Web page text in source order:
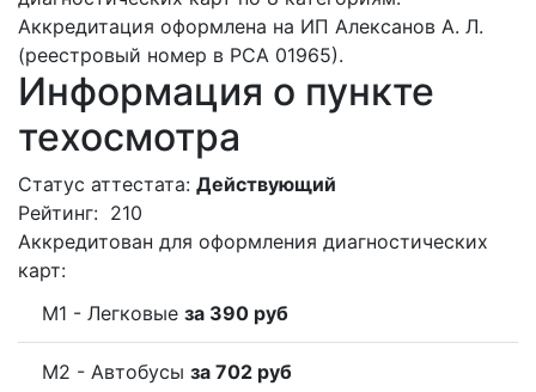
Аккредитация оформлена на ИП Алексанов А. Л.
(реестровый номер в РСА 01965).
Информация о пункте
техосмотра
Статус аттестата: Действующий
Рейтинг: 210
Аккредитован для оформления диагностических
карт:
M1 - Легковые за 390 руб
M2 - Автобусы за 702 руб